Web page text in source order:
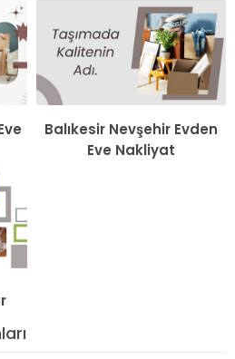
Balıkesir Nevşehir Evden
Eve Nakliyat